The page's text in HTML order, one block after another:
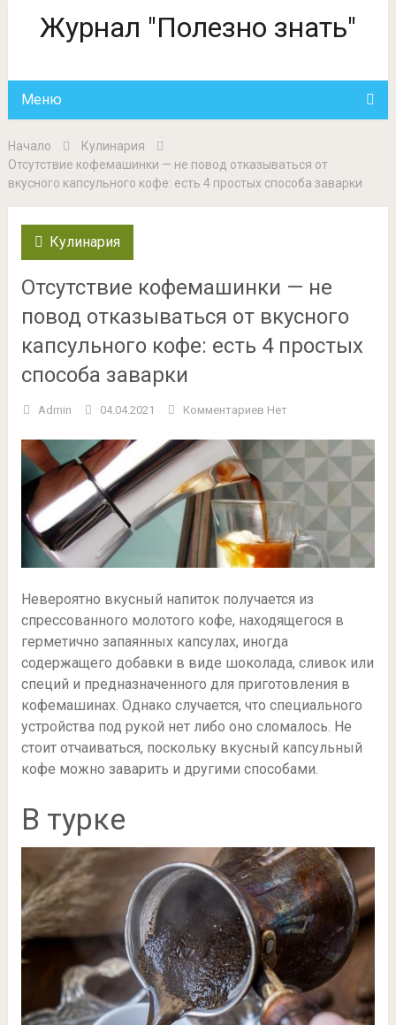
Журнал "Полезно знать"
Меню
Начало
Кулинария
Отсутствие кофемашинки — не повод отказываться от
вкусного капсульного кофе: есть 4 простых способа заварки
Кулинария
Отсутствие кофемашинки — не
повод отказываться от вкусного
капсульного кофе: есть 4 простых
способа заварки
Admin 04.04.2021 Комментариев Нет
Невероятно вкусный напиток получается из
спрессованного молотого кофе, находящегося в
герметично запаянных капсулах, иногда
содержащего добавки в виде шоколада, сливок или
специй и предназначенного для приготовления в
кофемашинах. Однако случается, что специального
устройства под рукой нет либо оно сломалось. Не
стоит отчаиваться, поскольку вкусный капсульный
кофе можно заварить и другими способами.
В турке